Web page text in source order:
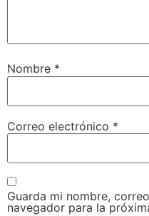
Nombre *
Correo electrónico *
Guarda mi nombre,
navegador para la